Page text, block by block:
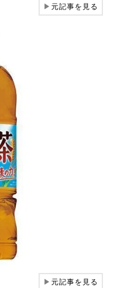
▶元記事を見る
▶元記事を見る